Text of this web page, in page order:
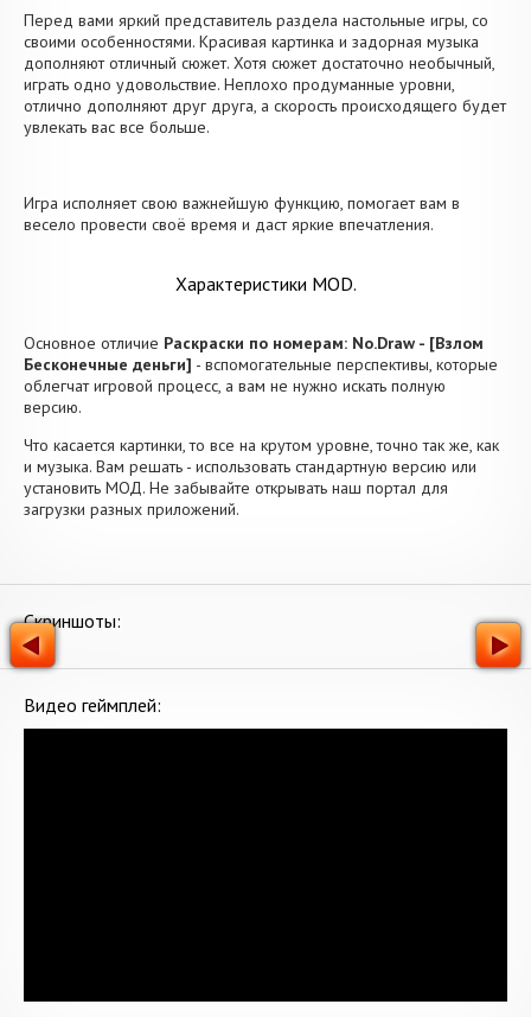
Перед вами яркий представитель раздела настольные игры, со
своими особенностями. Красивая картинка и задорная музыка
дополняют отличный сюжет. Хотя сюжет достаточно необычный,
играть одно удовольствие. Неплохо продуманные уровни,
отлично дополняют друг друга, а скорость происходящего будет
увлекать вас все больше.
Игра исполняет свою важнейшую функцию, помогает вам в
весело провести своё время и даст яркие впечатления.
Характеристики MOD.
Основное отличие Раскраски по номерам: No.Draw - [Взлом
Бесконечные деньги] - вспомогательные перспективы, которые
облегчат игровой процесс, а вам не нужно искать полную
версию.
Что касается картинки, то все на крутом уровне, точно так же, как
и музыка. Вам решать - использовать стандартную версию или
установить МОД. Не забывайте открывать наш портал для
загрузки разных приложений.
Скриншоты:
Видео геймплей: